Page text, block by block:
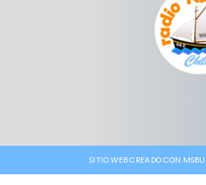
SITIO WEB CREADO CON